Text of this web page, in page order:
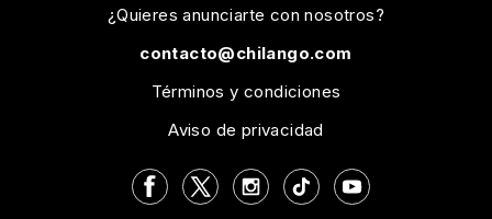
¿Quieres anunciarte con nosotros?
contacto@chilango.com
Términos y condiciones
Aviso de privacidad